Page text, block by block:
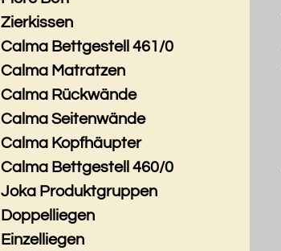
Zierkissen
Calma Bettgestell 461/0
Calma Matratzen
Calma Rückwände
Calma Seitenwände
Calma Kopfhäupter
Calma Bettgestell 460/0
Joka Produktgruppen
Doppelliegen
Einzelliegen